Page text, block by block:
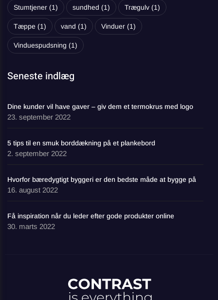
Stumtjener (1) sundhed (1) Trægulv (1)
Tæppe (1) vand (1) Vinduer (1)
Vinduespudsning (1)
Seneste indlæg
Dine kunder vil have gaver – giv dem et termokrus med logo
23. september 2022
5 tips til en smuk borddækning på et plankebord
2. september 2022
Hvorfor bæredygtigt byggeri er den bedste måde at bygge på
16. august 2022
Få inspiration når du leder efter gode produkter online
30. marts 2022